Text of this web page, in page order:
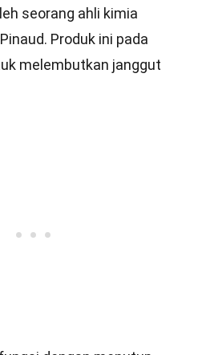
seorang ahli kimia
Produk ini pada
melembutkan janggut